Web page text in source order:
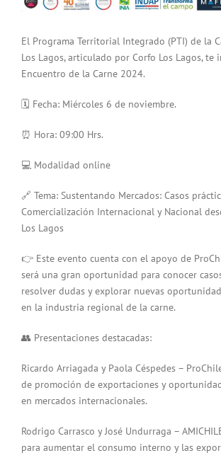
El Programa Territorial Integrado (PTI) de la
Los Lagos, articulado por Corfo Los Lagos,
Encuentro de la Carne 2024.
🗓 Fecha: Miércoles 6 de noviembre.
⏰ Hora: 09:00 Hrs.
💻 Modalidad online
🔗 Tema: Sustentando Mercados: Casos
Comercialización Internacional y Nacional
Los Lagos
👉 Este evento cuenta con el apoyo de
será una gran oportunidad para conocer
resolver dudas y explorar nuevas
en la industria regional de la carne.
👥 Presentaciones destacadas:
Ricardo Arriagada y Paola Céspedes –
de promoción de exportaciones y
en mercados internacionales.
Rodrigo Carrasco y José Undurraga –
para aumentar el consumo interno y las